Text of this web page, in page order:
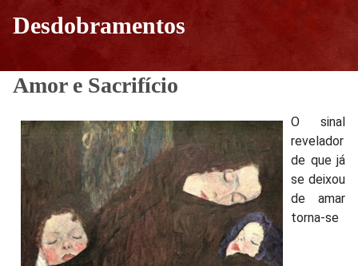
Desdobramentos
Amor e Sacrifício
O sinal
revelador
de que já
se deixou
de amar
torna-se